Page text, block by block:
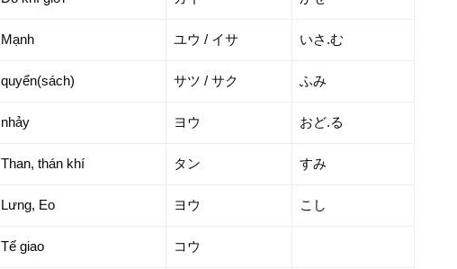
Mạnh ユウ / イサ いさ.む
quyển(sách) サツ / サク ふみ
nhảy ヨウ おど.る
Than, thán khí タン すみ
Lưng, Eo ヨウ こし
Tế giao コウ